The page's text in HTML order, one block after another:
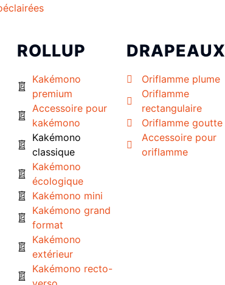
ROLLUP
Kakémono
premium
Accessoire pour
kakémono
Kakémono
classique
Kakémono
écologique
Kakémono mini
Kakémono grand
format
Kakémono
extérieur
Kakémono recto-
DRAPEAUX
Oriflamme plume
Oriflamme
rectangulaire
Oriflamme goutte
Accessoire pour
oriflamme